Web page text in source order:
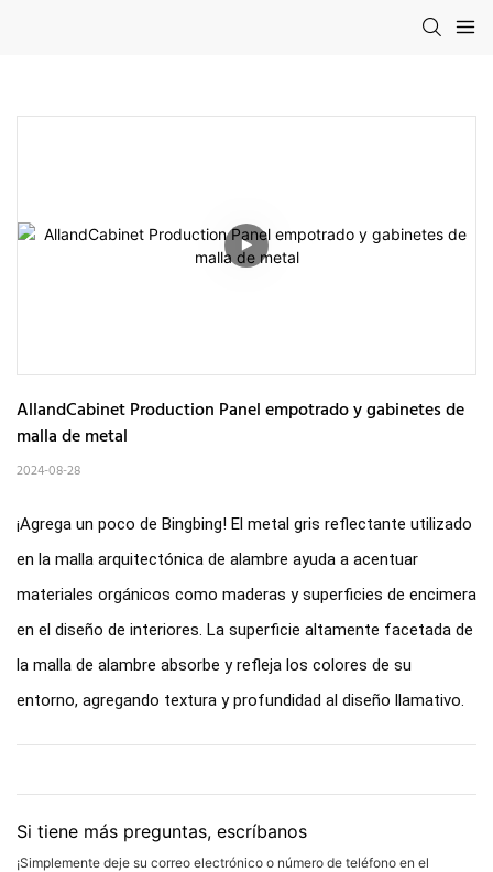
AllandCabinet Production Panel empotrado y gabinetes de
malla de metal
2024-08-28
¡Agrega un poco de Bingbing! El metal gris reflectante utilizado
en la malla arquitectónica de alambre ayuda a acentuar
materiales orgánicos como maderas y superficies de encimera
en el diseño de interiores. La superficie altamente facetada de
la malla de alambre absorbe y refleja los colores de su
entorno, agregando textura y profundidad al diseño llamativo.
Si tiene más preguntas, escríbanos
¡Simplemente deje su correo electrónico o número de teléfono en el